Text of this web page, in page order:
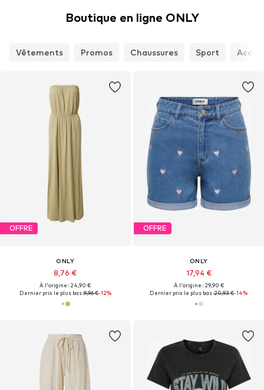
Boutique en ligne ONLY
Vêtements Promos Chaussures Sport
OFFRE
ONLY
8,76 €
À l'origine : 24,90 €
Dernier prix le plus bas :9,96 €-12%
OFFRE
ONLY
17,94 €
À l'origine : 29,90 €
Dernier prix le plus bas :20,93 €-14%